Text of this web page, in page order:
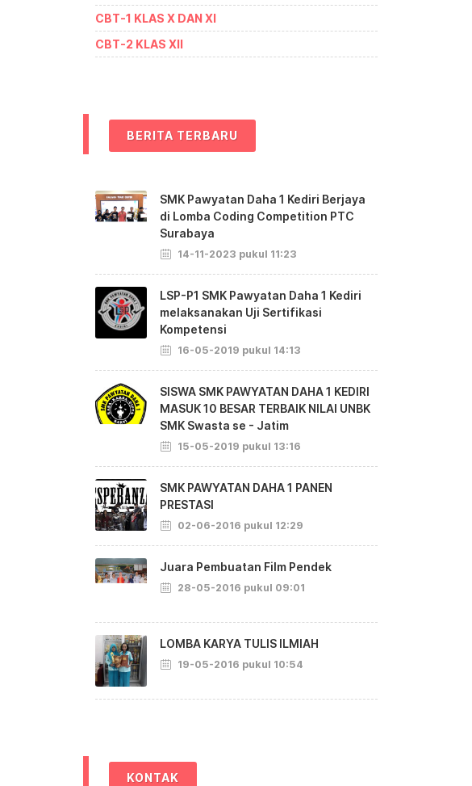
CBT-1 KLAS X DAN XI
CBT-2 KLAS XII
BERITA TERBARU
SMK Pawyatan Daha 1 Kediri Berjaya
di Lomba Coding Competition PTC
Surabaya
14-11-2023 pukul 11:23
LSP-P1 SMK Pawyatan Daha 1 Kediri
melaksanakan Uji Sertifikasi
Kompetensi
16-05-2019 pukul 14:13
SISWA SMK PAWYATAN DAHA 1 KEDIRI
MASUK 10 BESAR TERBAIK NILAI UNBK
SMK Swasta se - Jatim
15-05-2019 pukul 13:16
SMK PAWYATAN DAHA 1 PANEN
PRESTASI
02-06-2016 pukul 12:29
Juara Pembuatan Film Pendek
28-05-2016 pukul 09:01
LOMBA KARYA TULIS ILMIAH
19-05-2016 pukul 10:54
KONTAK